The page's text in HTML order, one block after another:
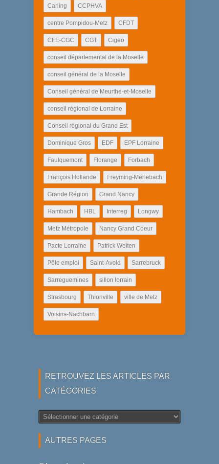
Carling CCPHVA
centre Pompidou-Metz CFDT
CFE-CGC CGT Cigeo
conseil départemental de la Moselle
conseil général de la Moselle
Conseil général de Meurthe-et-Moselle
conseil régional de Lorraine
Conseil régional du Grand Est
Dominique Gros EDF EPF Lorraine
Faulquemont Florange Forbach
François Hollande Freyming-Merlebach
Grande Région Grand Nancy
Hambach HBL Interreg Longwy
Metz Métropole Nancy Grand Coeur
Pacte Lorraine Patrick Weiten
Pôle emploi Saint-Avold Sarrebruck
Sarreguemines sillon lorrain
Strasbourg Thionville ville de Metz
Voisins-Nachbarn
RETROUVEZ LES ARTICLES PAR
CATÉGORIES
Retrouvez
les
articles
parAUTRES PAGES